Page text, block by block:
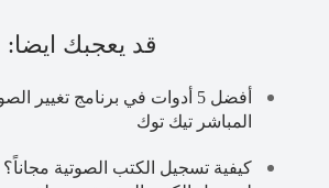
قد يعجبك ايضا:
أفضل 5 أدوات في برنامج تغيير
المباشر تيك توك